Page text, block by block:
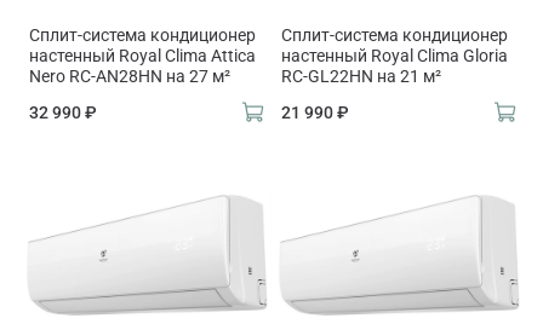
Сплит-система кондиционер
настенный Royal Clima Attica
Nero RC-AN28HN на 27 м²
32 990 ₽
Сплит-система кондиционер
настенный Royal Clima Gloria
RC-GL22HN на 21 м²
21 990 ₽